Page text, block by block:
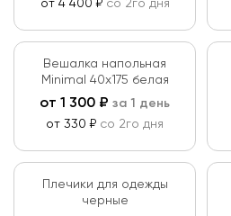
от 4 400 ₽ со 2го дня
Вешалка напольная
Minimal 40х175 белая
от 1 300 ₽ за 1 день
от 330 ₽ со 2го дня
Плечики для одежды
черные